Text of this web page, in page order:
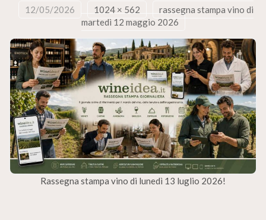
12/05/2026 1024 × 562
rassegna stampa vino di
martedì 12 maggio 2026
Rassegna stampa vino di lunedì 13 luglio 2026!